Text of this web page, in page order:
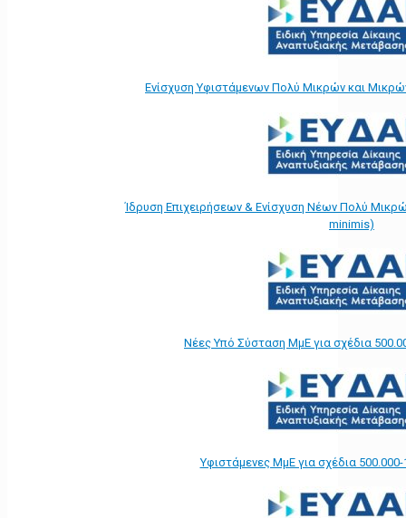
Ενίσχυση Υφιστάμενων Πολύ Μικρών και
Ίδρυση Επιχειρήσεων & Ενίσχυση Νέων Πολύ
minimis)
Νέες Υπό Σύσταση ΜμΕ για σχέδια
Υφιστάμενες ΜμΕ για σχέδια